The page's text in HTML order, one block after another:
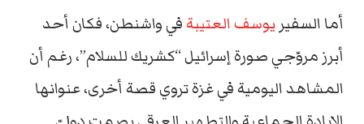
أما السفير يوسف العتيبةفي واشنطن، فكان أحد
أبرز مروّجي صورة إسرائيل “كشريك للسلام”، رغم أن
المشاهد اليومية في غزة تروي قصة أخرى، عنوانها